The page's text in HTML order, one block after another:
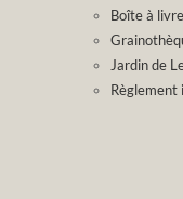
Boîte à
Jardin de